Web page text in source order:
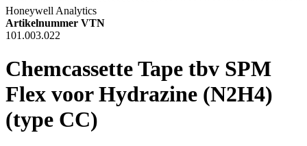
Honeywell Analytics
Artikelnummer VTN
101.003.022
Chemcassette Tape tbv SPM
Flex voor Hydrazine (N2H4)
(type CC)